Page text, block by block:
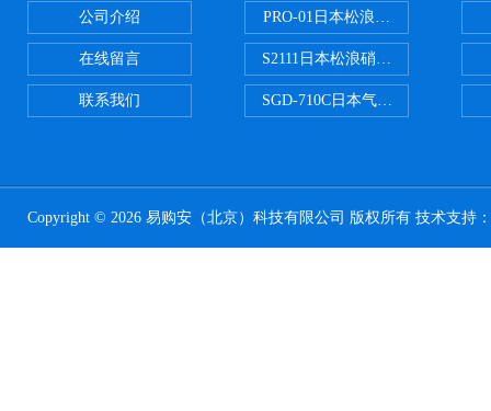
公司介绍
在线留言
联系我们
PRO-01日本松浪硝子玻璃制品载
S2111日本松浪硝子载玻片
SGD-710C日本气体分割器
Copyright © 2026 易购安（北京）科技有限公司 版权所有 技术支持：